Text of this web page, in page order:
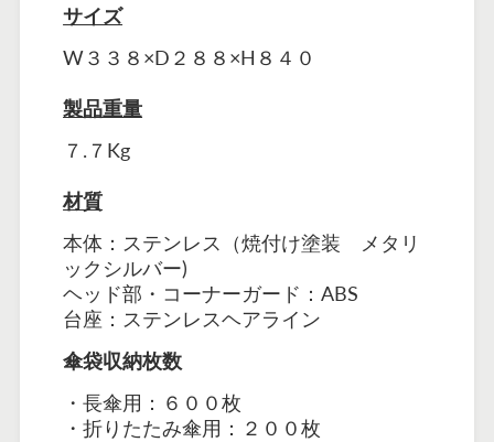
サイズ
W３３８×D２８８×H８４０
製品重量
７.７Kg
材質
本体：ステンレス（焼付け塗装 メタリ
ックシルバー)
ヘッド部・コーナーガード：ABS
台座：ステンレスヘアライン
傘袋収納枚数
・長傘用：６００枚
・折りたたみ傘用：２００枚